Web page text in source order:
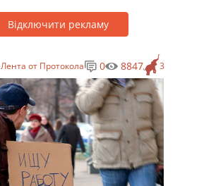
Відключити рекламу
Лента от Протокола 3
0 8847